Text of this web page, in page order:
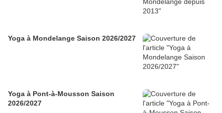
Yoga à Mondelange Saison 2026/2027
Yoga à Pont-à-Mousson Saison
2026/2027